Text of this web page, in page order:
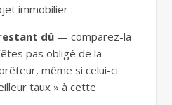
immobilier :
dû — comparez-la
pas obligé de la
même si celui-ci
taux » à cette